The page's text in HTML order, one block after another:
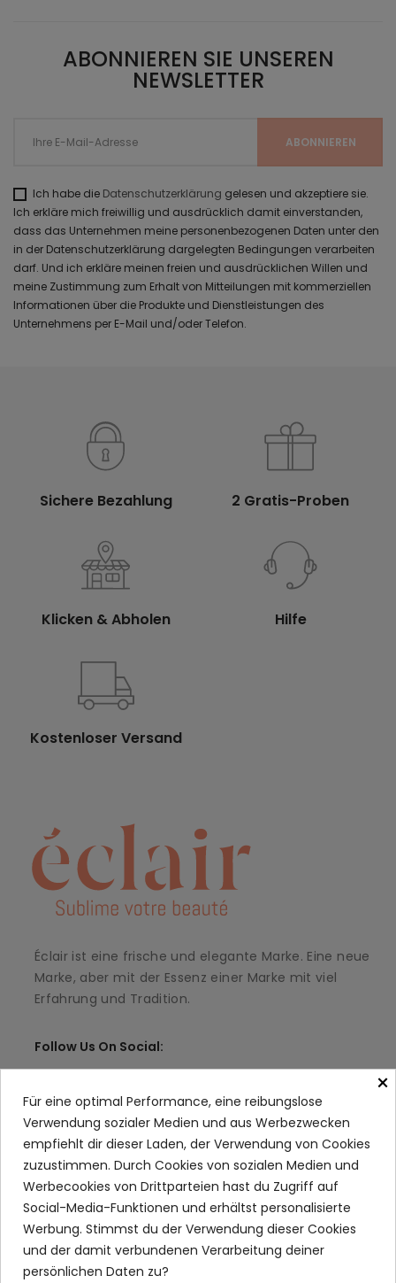
ABONNIEREN SIE UNSEREN
NEWSLETTER
Ich habe die Datenschutzerklärung gelesen und akzeptiere sie.
Ich erkläre mich freiwillig und ausdrücklich damit einverstanden,
dass das Unternehmen meine personenbezogenen Daten unter den
in der Datenschutzerklärung dargelegten Bedingungen verarbeiten
darf. Und ich erkläre meinen freien und ausdrücklichen Willen und
meine Zustimmung zum Erhalt von Mitteilungen mit kommerziellen
Informationen über die Produkte und Dienstleistungen des
Unternehmens per E-Mail und/oder Telefon.
Sichere Bezahlung 2 Gratis-Proben
Klicken & Abholen Hilfe
Kostenloser Versand
Éclair ist eine frische und elegante Marke. Eine neue
Marke, aber mit der Essenz einer Marke mit viel
Erfahrung und Tradition.
Follow Us On Social:
INFORMATIONEN keyboard_arrow_down
MEIN KONTO
KUNDENBETREUUNG
×
Für eine optimal Performance, eine reibungslose
Verwendung sozialer Medien und aus Werbezwecken
empfiehlt dir dieser Laden, der Verwendung von Cookies
zuzustimmen. Durch Cookies von sozialen Medien und
Werbecookies von Drittparteien hast du Zugriff auf
Social-Media-Funktionen und erhältst personalisierte
Werbung. Stimmst du der Verwendung dieser Cookies
und der damit verbundenen Verarbeitung deiner
persönlichen Daten zu?